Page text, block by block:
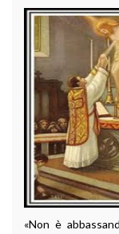
«Non è